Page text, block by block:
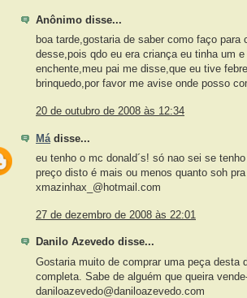
Anônimo disse...
boa tarde,gostaria de saber como faço para
desse,pois qdo eu era criança eu tinha um
enchente,meu pai me disse,que eu tive
brinquedo,por favor me avise onde posso
20 de outubro de 2008 às 12:34
Má disse...
eu tenho o mc donald´s! só nao sei se
preço disto é mais ou menos quanto soh
xmazinhax_@hotmail.com
27 de dezembro de 2008 às 22:01
Danilo Azevedo disse...
Gostaria muito de comprar uma peça desta
completa. Sabe de alguém que queira
daniloazevedo@daniloazevedo.com